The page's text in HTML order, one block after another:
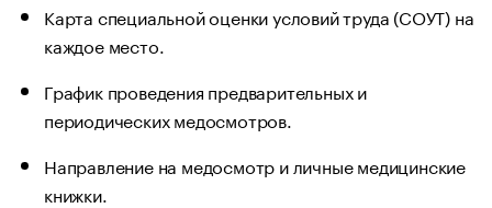
Карта специальной оценки условий труда (СОУТ) на
каждое место.
График проведения предварительных и
периодических медосмотров.
Направление на медосмотр и личные медицинские
книжки.